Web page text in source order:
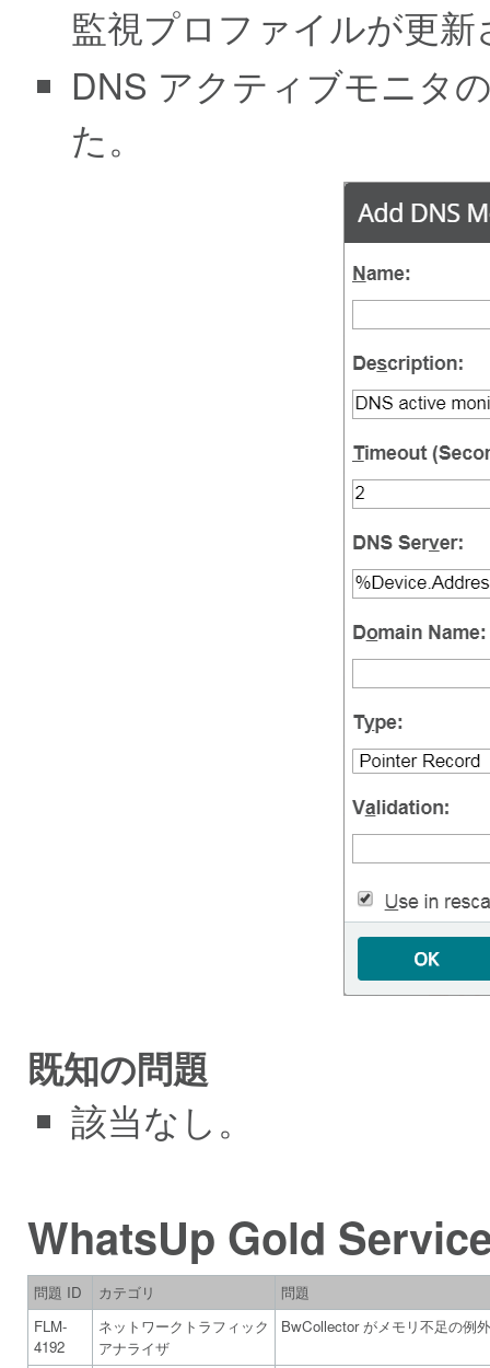
監視プロファイルが更
DNS アクティブモニタ
た。
既知の問題
該当なし。
WhatsUp Gold
問題 ID カテゴリ
問題
FLM-
4192
ネットワークトラフィック
アナライザ
BwCollector がメモリ不足の例